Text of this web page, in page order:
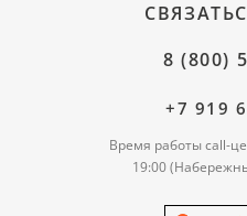
8 (800)
+7 919
Время работы call-
19:00